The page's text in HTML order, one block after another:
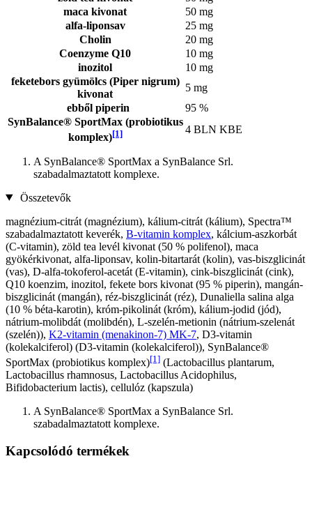
maca kivonat
50 mg
alfa-liponsav
25 mg
Cholin
20 mg
Coenzyme Q10
10 mg
inozitol
10 mg
feketebors gyümölcs (Piper nigrum)
kivonat
5 mg
ebből piperin
95 %
SynBalance® SportMax (probiotikus
komplex)[1] 4 BLN KBE
A SynBalance® SportMax a SynBalance Srl.
szabadalmaztatott komplexe.
Összetevők
magnézium-citrát (magnézium), kálium-citrát (kálium), Spectra™
szabadalmaztatott keverék, B-vitamin komplex, kálcium-aszkorbát
(C-vitamin), zöld tea levél kivonat (50 % polifenol), maca
gyökérkivonat, alfa-liponsav, kolin-bitartarát (kolin), vas-biszglicinát
(vas), D-alfa-tokoferol-acetát (E-vitamin), cink-biszglicinát (cink),
Q10 koenzim, inozitol, fekete bors kivonat (95 % piperin), mangán-
biszglicinát (mangán), réz-biszglicinát (réz), Dunaliella salina alga
(10 % béta-karotin), króm-pikolinát (króm), kálium-jodid (jód),
nátrium-molibdát (molibdén), L-szelén-metionin (nátrium-szelenát
(szelén)), K2-vitamin (menakinon-7) MK-7, D3-vitamin
(kolekalciferol) (D3-vitamin (kolekalciferol)), SynBalance®
SportMax (probiotikus komplex)[1] (Lactobacillus plantarum,
Lactobacillus rhamnosus, Lactobacillus Acidophilus,
Bifidobacterium lactis), cellulóz (kapszula)
A SynBalance® SportMax a SynBalance Srl.
szabadalmaztatott komplexe.
Kapcsolódó termékek